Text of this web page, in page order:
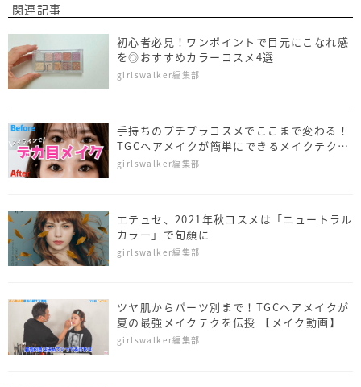
関連記事
初心者必見！ワンポイントで目元にこなれ感
を◎おすすめカラーコスメ4選
girlswalker編集部
手持ちのプチプラコスメでここまで変わる！
TGCヘアメイクが簡単にできるメイクテクを
伝授
girlswalker編集部
エテュセ、2021年秋コスメは「ニュートラル
カラー」で旬顔に
girlswalker編集部
ツヤ肌からパーツ別まで！TGCヘアメイクが
夏の最強メイクテクを伝授 【メイク動画】
girlswalker編集部